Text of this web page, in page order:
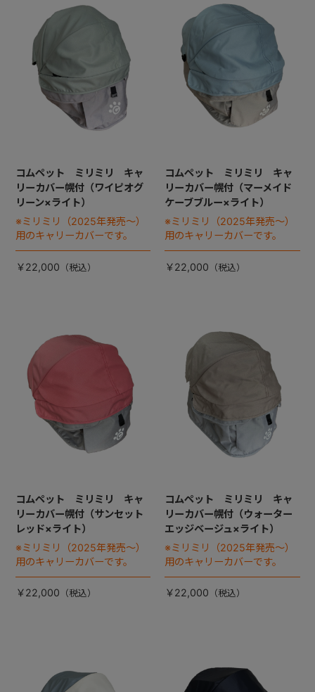
コムペット ミリミリ キャ
リーカバー幌付（ワイピオグ
リーン×ライト）
※ミリミリ（2025年発売～）
用のキャリーカバーです。
￥22,000
コムペット ミリミリ キャ
リーカバー幌付（マーメイド
ケーブブルー×ライト）
※ミリミリ（2025年発売～）
用のキャリーカバーです。
￥22,000
コムペット ミリミリ キャ
リーカバー幌付（サンセット
レッド×ライト）
※ミリミリ（2025年発売～）
用のキャリーカバーです。
￥22,000
コムペット ミリミリ キャ
リーカバー幌付（ウォーター
エッジベージュ×ライト）
※ミリミリ（2025年発売～）
用のキャリーカバーです。
￥22,000